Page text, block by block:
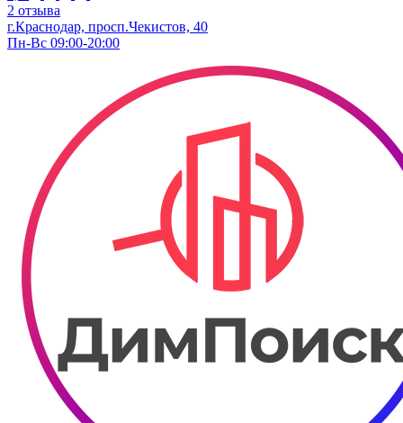
2 отзыва
г.Краснодар, просп.Чекистов, 40
Пн-Вс 09:00-20:00